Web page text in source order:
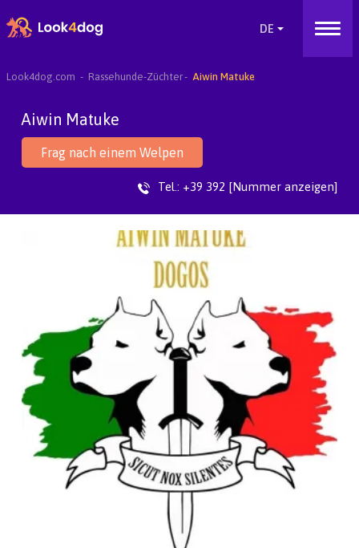
Look4dog.com Rassehunde-Züchter Aiwin Matuke
Aiwin Matuke
Frag nach einem Welpen
Tel.: +39 392 [Nummer anzeigen]